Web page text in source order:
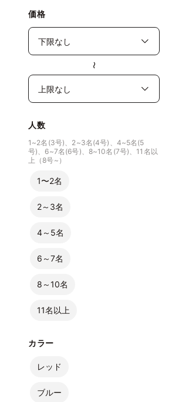
価格
〜
人数
1~2名(3号)、2~3名(4号)、4~5名(5
号)、6~7名(6号)、8~10名(7号)、11名以
上（8号~）
1〜2名
2～3名
4～5名
6～7名
8～10名
11名以上
カラー
レッド
ブルー